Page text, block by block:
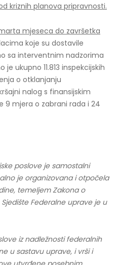
kriznih planova pripravnosti.
mjeseca do završetka
koje su dostavile
sa interventnim nadzorima
ukupno 11.813 inspekcijskih
o otklanjanju
nalog s finansijskim
9 mjera o zabrani rada i 24
poslove je samostalni
je organizovana i otpočela
temeljem Zakona o
Federalne uprave je u
iz nadležnosti federalnih
u sastavu uprave, i vrši i